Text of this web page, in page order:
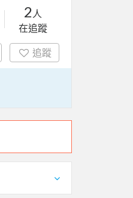
2 人
在追蹤
追蹤